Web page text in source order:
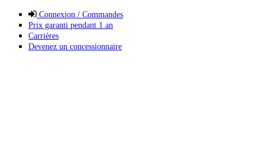
Connexion / Commandes
Prix garanti pendant 1 an
Carrières
Devenez un concessionnaire